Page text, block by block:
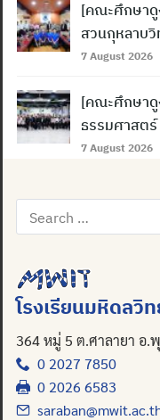
Search
for:
[คณะศึกษาดู
สวนกุหลาบวิ
7 August 2026
[คณะศึกษาดู
ธรรมศาสตร์
7 August 2026
Search
for:
โรงเรียนมหิดลวิ
364 หมู่ 5 ต.ศาลายา อ
0 2027 7850
0 2026 6583